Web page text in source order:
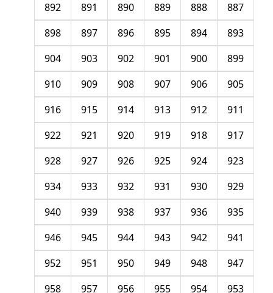
887
888
889
890
891
892
893
894
895
896
897
898
899
900
901
902
903
904
905
906
907
908
909
910
911
912
913
914
915
916
917
918
919
920
921
922
923
924
925
926
927
928
929
930
931
932
933
934
935
936
937
938
939
940
941
942
943
944
945
946
947
948
949
950
951
952
953
954
955
956
957
958